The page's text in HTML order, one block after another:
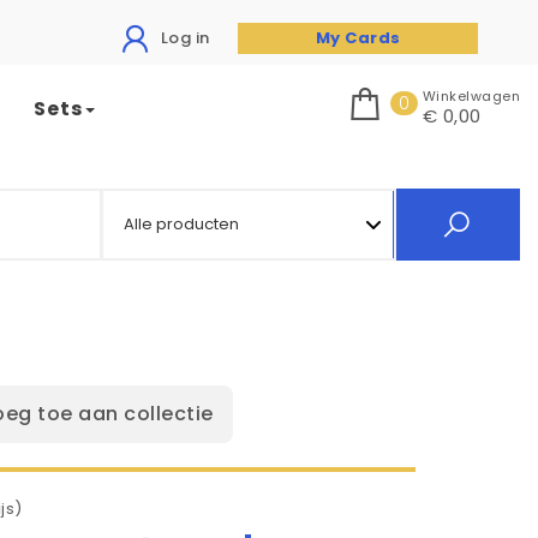
Log in My Cards
Sets 0 Winkelwagen
€ 0,00
toe aan collectie